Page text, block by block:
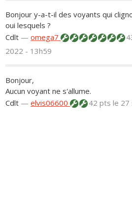
Bonjour y-a-t-il des voyants qui
oui lesquels ?
Cdlt —omega7
2022 - 13h59
Bonjour,
Aucun voyant ne s'allume.
Cdlt —elvis06600 42 ptsle 27